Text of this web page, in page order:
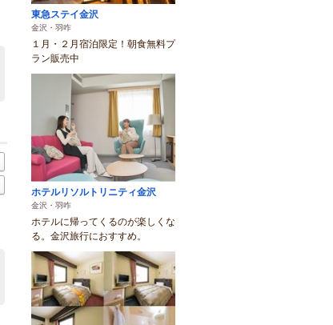
東急ステイ金沢
金沢・羽咋
１月・２月宿泊限定！朝食無料プ
ラン販売中
ホテルリソルトリニティ金沢
金沢・羽咋
ホテルに帰ってくるのが楽しくな
る。金沢旅行におすすめ。